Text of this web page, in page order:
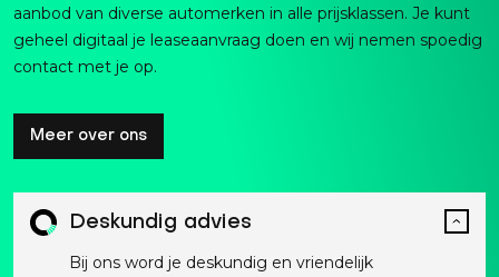
aanbod van diverse automerken in alle prijsklassen. Je kunt
geheel digitaal je leaseaanvraag doen en wij nemen spoedig
contact met je op.
Meer over ons
Deskundig advies
Bij ons word je deskundig en vriendelijk